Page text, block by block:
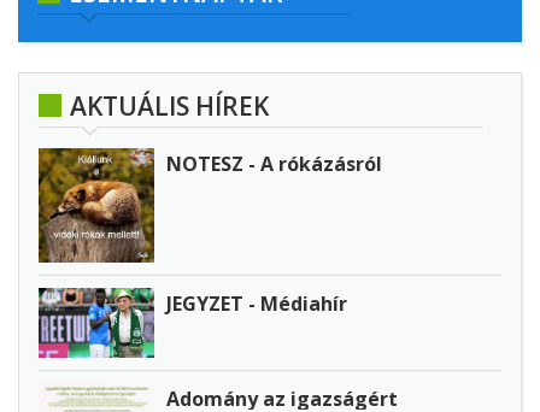
AKTUÁLIS HÍREK
NOTESZ - A rókázásról
JEGYZET - Médiahír
Adomány az igazságért